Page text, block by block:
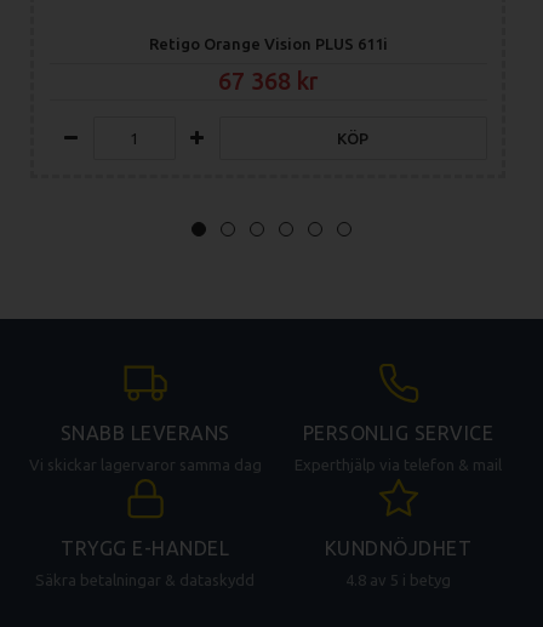
Retigo Orange Vision PLUS 611i
67 368
KÖP
SNABB LEVERANS
Vi skickar lagervaror samma dag
PERSONLIG SERVICE
Experthjälp via telefon & mail
TRYGG E-HANDEL
Säkra betalningar & dataskydd
KUNDNÖJDHET
4.8 av 5 i betyg